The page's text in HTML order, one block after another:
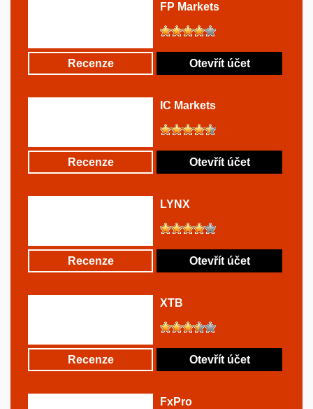
FP Markets
Recenze Otevřít účet
IC Markets
Recenze Otevřít účet
LYNX
Recenze Otevřít účet
XTB
Recenze Otevřít účet
FxPro